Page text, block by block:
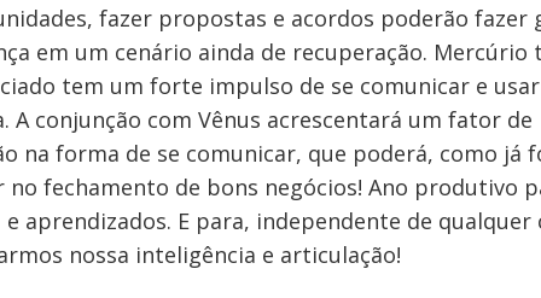
fazer propostas e acordos poderão fazer
em um cenário ainda de recuperação. Mercúrio
tem um forte impulso de se comunicar e
A conjunção com Vênus acrescentará um fator de
na forma de se comunicar, que poderá, como já
fechamento de bons negócios! Ano produtivo
e aprendizados. E para, independente de qualquer
nossa inteligência e articulação!